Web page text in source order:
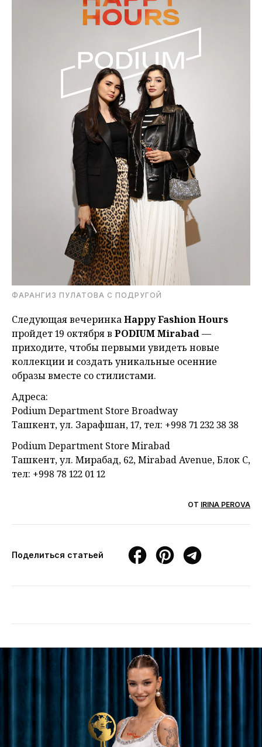
ФАРАНГИЗ ПУЛАТОВА С ПОДРУГОЙ
Следующая вечеринкаHappy Fashion Hours
пройдет 19 октября в PODIUM Mirabad—
приходите, чтобы первыми увидеть новые
коллекции и создать уникальные осенние
образы вместе со стилистами.
Адреса:
Podium Department Store Broadway
Ташкент, ул. Зарафшан, 17, тел: +998 71 232 38 38
Podium Department Store Mirabad
Ташкент, ул. Мирабад, 62, Mirabad Avenue, Блок С,
тел: +998 78 122 01 12
ОТ IRINA PEROVA
Поделиться статьей